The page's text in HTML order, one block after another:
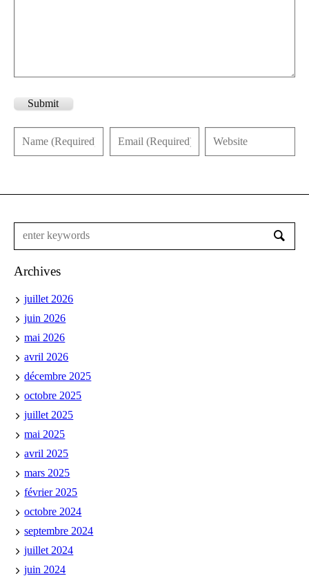
Submit
Archives
juillet 2026
juin 2026
mai 2026
avril 2026
décembre 2025
octobre 2025
juillet 2025
mai 2025
avril 2025
mars 2025
février 2025
octobre 2024
septembre 2024
juillet 2024
juin 2024